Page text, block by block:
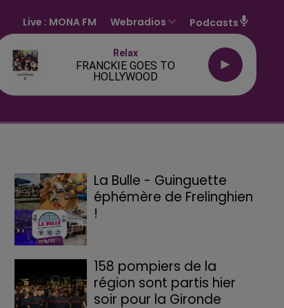
Live : MONA FM Webradios Podcasts
Relax
FRANCKIE GOES TO
HOLLYWOOD
La Bulle - Guinguette
éphémère de Frelinghien
!
158 pompiers de la
région sont partis hier
soir pour la Gironde